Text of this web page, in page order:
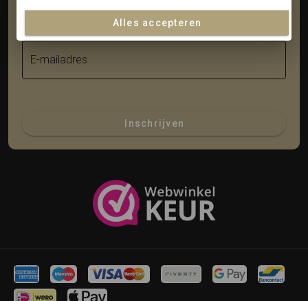
E-mailadres
Inschrijven
Alles accepteren